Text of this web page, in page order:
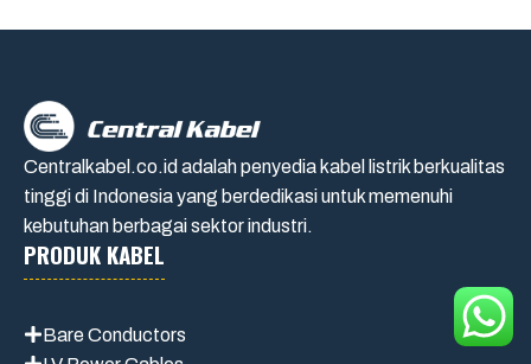
Centralkabel.co.id adalah penyedia kabel listrik berkualitas
tinggi di Indonesia yang berdedikasi untuk memenuhi
kebutuhan berbagai sektor industri.
PRODUK KABEL
Bare Conductors